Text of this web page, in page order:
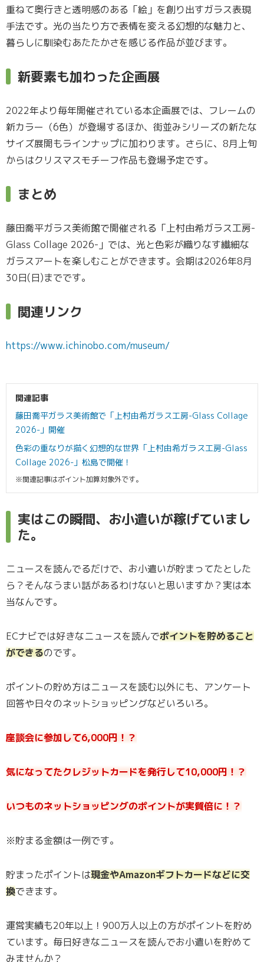
重ねて奥行きと透明感のある「絵」を創り出すガラス表現
手法です。光の当たり方で表情を変える幻想的な魅力と、
暮らしに馴染むあたたかさを感じる作品が並びます。
新要素も加わった企画展
2022年より毎年開催されている本企画展では、フレームの
新カラー（6色）が登場するほか、街並みシリーズの新たな
サイズ展開もラインナップに加わります。さらに、8月上旬
からはクリスマスモチーフ作品も登場予定です。
まとめ
藤田喬平ガラス美術館で開催される「上村由希ガラス工房-
Glass Collage 2026-」では、光と色彩が織りなす繊細な
ガラスアートを楽しむことができます。会期は2026年8月
30日(日)までです。
関連リンク
https://www.ichinobo.com/museum/
関連記事
藤田喬平ガラス美術館で「上村由希ガラス工房-Glass Collage
2026-」開催
色彩の重なりが描く幻想的な世界「上村由希ガラス工房-Glass
Collage 2026-」松島で開催！
※関連記事はポイント加算対象外です。
実はこの瞬間、お小遣いが稼げていまし
た。
ニュースを読んでるだけで、お小遣いが貯まってたとした
ら？そんなうまい話があるわけないと思いますか？実は本
当なんです。
ECナビでは好きなニュースを読んでポイントを貯めること
ができるのです。
ポイントの貯め方はニュースを読む以外にも、アンケート
回答や日々のネットショッピングなどいろいろ。
座談会に参加して6,000円！？
気になってたクレジットカードを発行して10,000円！？
いつものネットショッピングのポイントが実質倍に！？
※貯まる金額は一例です。
貯まったポイントは現金やAmazonギフトカードなどに交
換できます。
運営実績も20年以上！900万人以上の方がポイントを貯め
ています。毎日好きなニュースを読んでお小遣いを貯めて
みませんか？